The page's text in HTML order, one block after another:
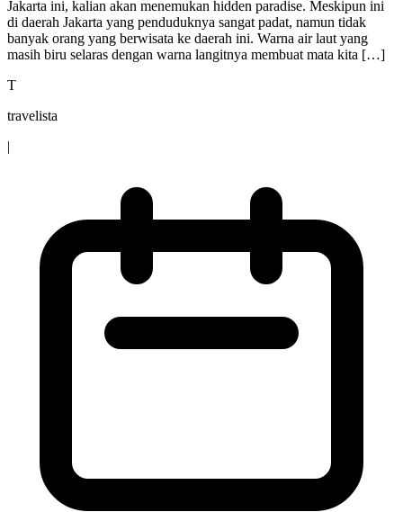
Jakarta ini, kalian akan menemukan hidden paradise. Meskipun ini
di daerah Jakarta yang penduduknya sangat padat, namun tidak
banyak orang yang berwisata ke daerah ini. Warna air laut yang
masih biru selaras dengan warna langitnya membuat mata kita […]
T
travelista
|